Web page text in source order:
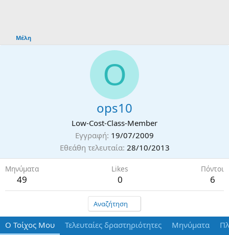
Μέλη
O
ops10
Low-Cost-Class-Member
Εγγραφή 19/07/2009
Εθεάθη τελευταία 28/10/2013
Μηνύματα
49
Likes
0
Πόντοι
6
Αναζήτηση
Ο Τοίχος Μου Τελευταίες δραστηριότητες Μηνύματα